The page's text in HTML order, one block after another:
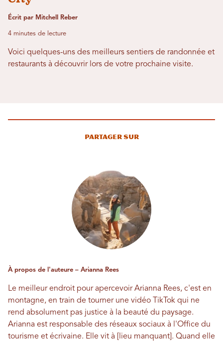
Écrit par Mitchell Reber
4 minutes de lecture
Voici quelques-uns des meilleurs sentiers de randonnée et
restaurants à découvrir lors de votre prochaine visite.
Partager sur
À propos de l'auteure – Arianna Rees
Le meilleur endroit pour apercevoir Arianna Rees, c'est en
montagne, en train de tourner une vidéo TikTok qui ne
rend absolument pas justice à la beauté du paysage.
Arianna est responsable des réseaux sociaux à l'Office du
tourisme et écrivaine. Elle vit à [lieu manquant]. Quand elle